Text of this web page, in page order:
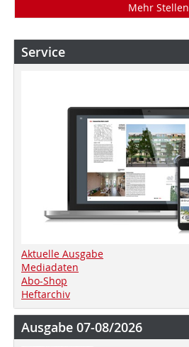
Mehr Stellen
Service
Aktuelle Ausgabe
Mediadaten
Abo-Shop
Heftarchiv
Ausgabe 07-08/2026